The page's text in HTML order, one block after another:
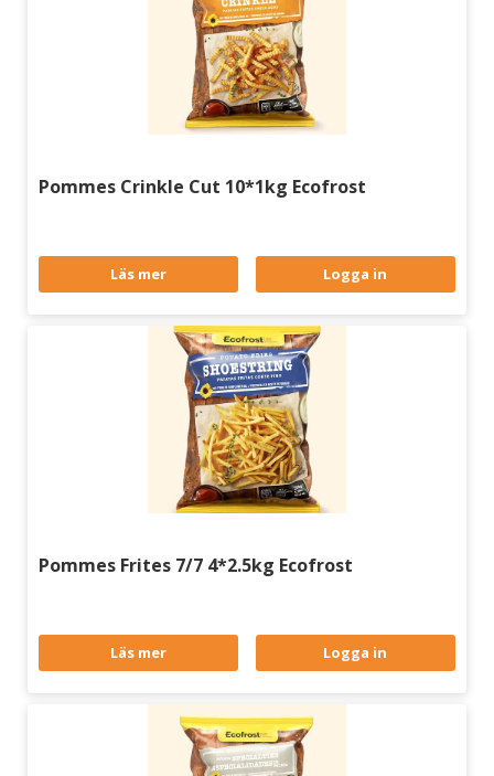
Pommes Crinkle Cut 10*1kg Ecofrost
Läs mer Logga in
Pommes Frites 7/7 4*2.5kg Ecofrost
Läs mer Logga in